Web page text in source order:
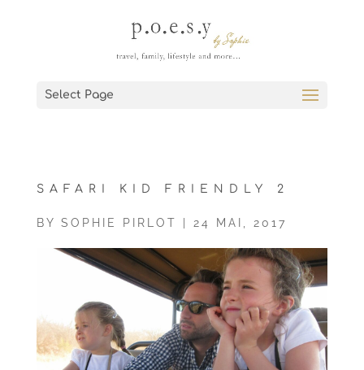
Select Page
SAFARI KID FRIENDLY 2
BY SOPHIE PIRLOT 24 MAI, 2017